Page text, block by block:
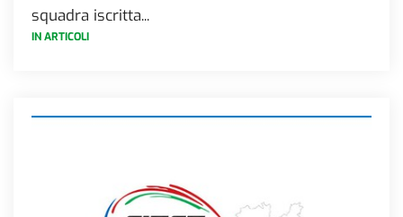
squadra iscritta...
IN ARTICOLI